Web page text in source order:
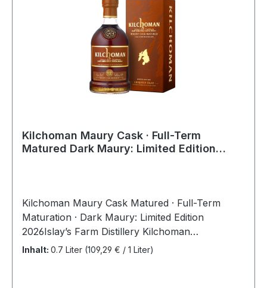
Kilchoman Maury Cask · Full-Term
Matured Dark Maury: Limited Edition
Kilchoman Maury Cask Matured · Full-Term
Maturation · Dark Maury: Limited Edition
2026Islay’s Farm Distillery Kilchoman
präsentiert eine innovative Vollfassreifung –
Inhalt: 0.7 Liter (109,29 € / 1 Liter)